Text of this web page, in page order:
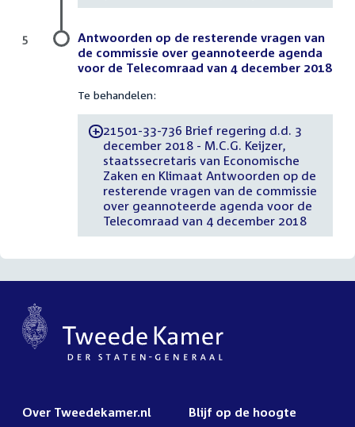
Antwoorden op de resterende vragen van
de commissie over geannoteerde agenda
voor de Telecomraad van 4 december 2018
Te behandelen:
-21501-33-736 Brief regering d.d. 3
december 2018 - M.C.G. Keijzer,
staatssecretaris van Economische
Zaken en Klimaat Antwoorden op de
resterende vragen van de commissie
over geannoteerde agenda voor de
Telecomraad van 4 december 2018
5
Over Tweedekamer.nl Blijf op de hoogte